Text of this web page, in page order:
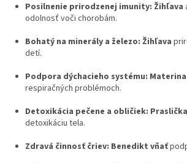
Posilnenie prirodzenej imunity: Žihľava
odolnosť voči chorobám.
Bohatý na minerály a železo: Žihľava
detí.
Podpora dýchacieho systému:
respiračných problémoch.
Detoxikácia pečene a obličiek: Praslička
detoxikáciu tela.
Zdravá činnosť čriev: Benedikt vňať